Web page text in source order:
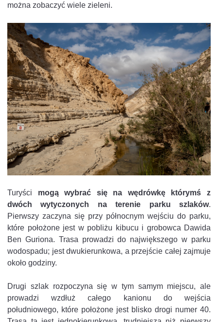
można zobaczyć wiele zieleni.
Turyści mogą wybrać się na wędrówkę którymś
z
dwóch wytyczonych na terenie parku szlaków.
Pierwszy zaczyna się przy północnym wejściu do parku,
które położone jest w pobliżu kibucu i grobowca Dawida
Ben Guriona. Trasa prowadzi do największego w parku
wodospadu; jest dwukierunkowa, a przejście całej zajmuje
około godziny.
Drugi szlak rozpoczyna się w tym samym miejscu, ale
prowadzi wzdłuż całego kanionu do wejścia
południowego, które położone jest blisko drogi numer 40.